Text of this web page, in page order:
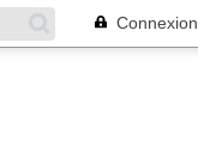
Connexion